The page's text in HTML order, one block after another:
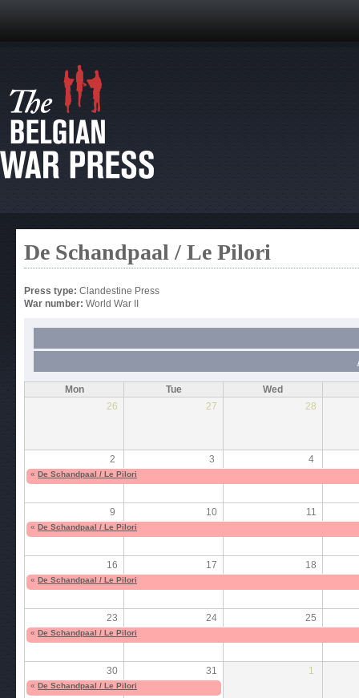
De Schandpaal / Le Pilori
Press type: Clandestine Press
War number: World War II
Mon Tue
Wed
26
27 28
2 3 4
« De Schandpaal / Le Pilori
9 10 11
« De Schandpaal / Le Pilori
16 17 18
« De Schandpaal / Le Pilori
23 24 25
« De Schandpaal / Le Pilori
30 31 1
« De Schandpaal / Le Pilori